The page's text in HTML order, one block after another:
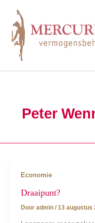
inhoud
Peter
Economie
Draaipunt?
Door admin / 13 augustus